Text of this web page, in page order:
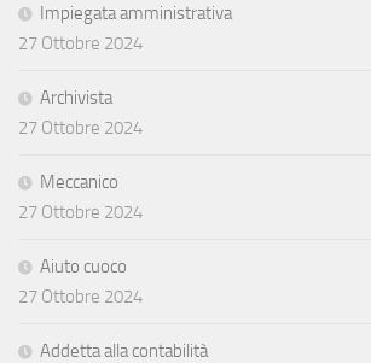
Impiegata amministrativa
27 Ottobre 2024
Archivista
27 Ottobre 2024
Meccanico
27 Ottobre 2024
Aiuto cuoco
27 Ottobre 2024
Addetta alla contabilità